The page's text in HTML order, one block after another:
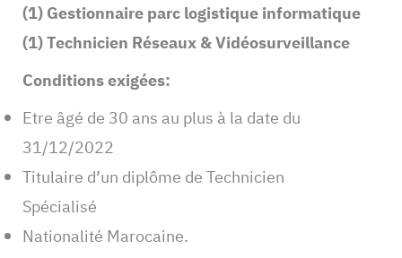
(1) Gestionnaire parc logistique informatique
(1) Technicien Réseaux & Vidéosurveillance
Conditions exigées:
Etre âgé de 30 ans au plus à la date du
31/12/2022
Titulaire d’un diplôme de Technicien
Spécialisé
Nationalité Marocaine.